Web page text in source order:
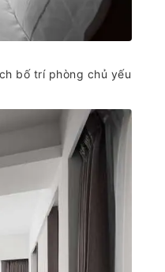
bố trí phòng chủ yếu